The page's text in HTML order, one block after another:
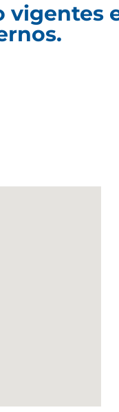
vigentes